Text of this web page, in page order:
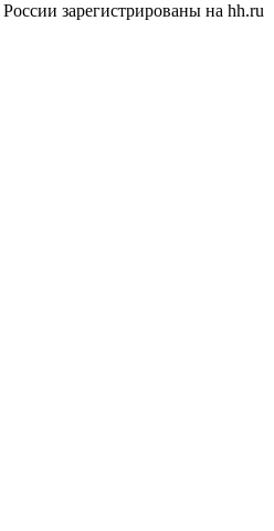
России зарегистрированы на hh.ru